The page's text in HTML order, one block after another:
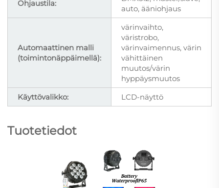
Ohjaustila:
auto, ääniohjaus
Automaattinen malli
(toimintonäppäimellä):
värinvaihto,
väristrobo,
värinvaimennus, värin
vähittäinen
muutos/värin
hyppäysmuutos
Käyttövalikko:
LCD-näyttö
Tuotetiedot